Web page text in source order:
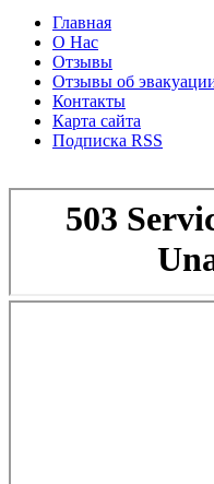
Главная
О Нас
Отзывы
Отзывы об
Контакты
Карта сайта
Подписка RSS